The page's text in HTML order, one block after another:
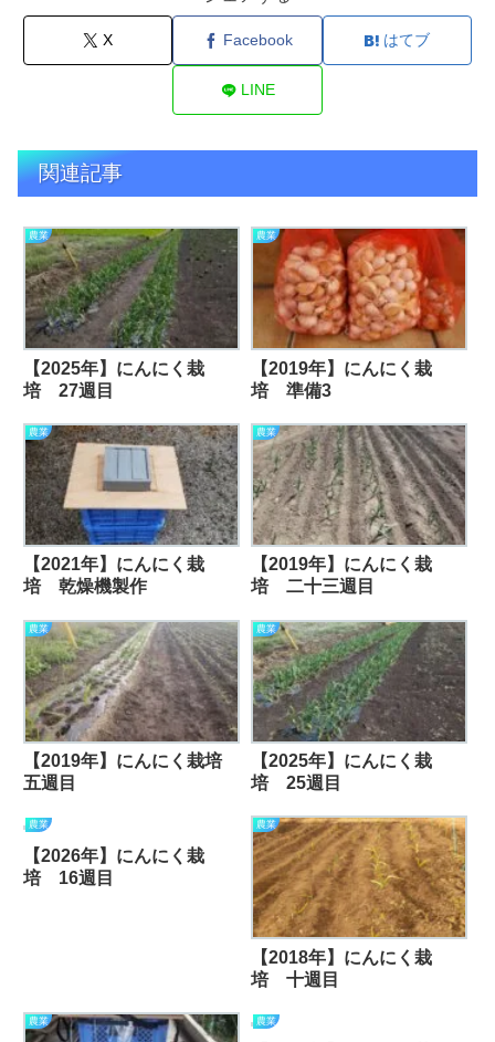
X Facebook はてブ
LINE
関連記事
農業
【2025年】にんにく栽
培 27週目
農業
【2019年】にんにく栽
培 準備3
農業
【2021年】にんにく栽
培 乾燥機製作
農業
【2019年】にんにく栽
培 二十三週目
農業
【2019年】にんにく栽培
五週目
農業
【2025年】にんにく栽
培 25週目
農業
【2026年】にんにく栽
培 16週目
農業
【2018年】にんにく栽
培 十週目
農業 農業